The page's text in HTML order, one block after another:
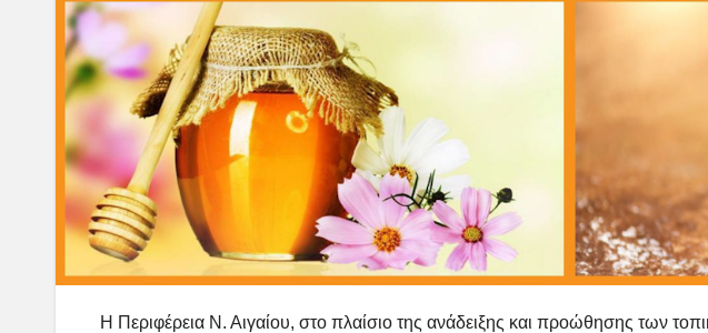
Η Περιφέρεια Ν. Αιγαίου, στο πλαίσιο της ανάδειξης και προώθησης των